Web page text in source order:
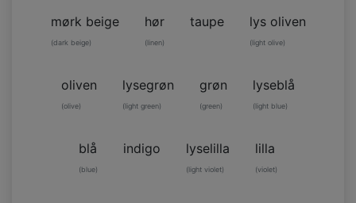
mørk beige
(dark beige)
hør
(linen)
taupe lys oliven
(light olive)
oliven
(olive)
lysegrøn
(light green)
grøn
(green)
lyseblå
(light blue)
blå
(blue)
indigo lyselilla
(light violet)
lilla
(violet)